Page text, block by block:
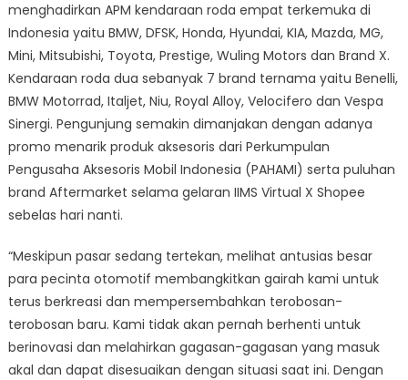
menghadirkan APM kendaraan roda empat terkemuka di
Indonesia yaitu BMW, DFSK, Honda, Hyundai, KIA, Mazda, MG,
Mini, Mitsubishi, Toyota, Prestige, Wuling Motors dan Brand X.
Kendaraan roda dua sebanyak 7 brand ternama yaitu Benelli,
BMW Motorrad, Italjet, Niu, Royal Alloy, Velocifero dan Vespa
Sinergi. Pengunjung semakin dimanjakan dengan adanya
promo menarik produk aksesoris dari Perkumpulan
Pengusaha Aksesoris Mobil Indonesia (PAHAMI) serta puluhan
brand Aftermarket selama gelaran IIMS Virtual X Shopee
sebelas hari nanti.
“Meskipun pasar sedang tertekan, melihat antusias besar
para pecinta otomotif membangkitkan gairah kami untuk
terus berkreasi dan mempersembahkan terobosan-
terobosan baru. Kami tidak akan pernah berhenti untuk
berinovasi dan melahirkan gagasan-gagasan yang masuk
akal dan dapat disesuaikan dengan situasi saat ini. Dengan